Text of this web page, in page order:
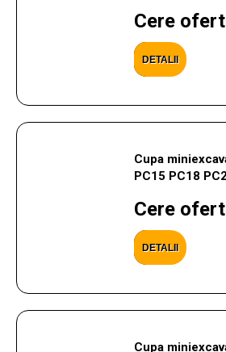
Cere
DETALII
Cupa
PC15 PC18
Cere
DETALII
Cupa